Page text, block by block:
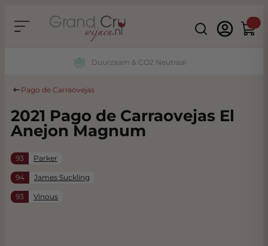
Search
Duurzaam & CO2 Neutraal
Pago de Carraovejas
2021 Pago de Carraovejas El
Anejon Magnum
93 Parker
94 James Suckling
93 Vinous